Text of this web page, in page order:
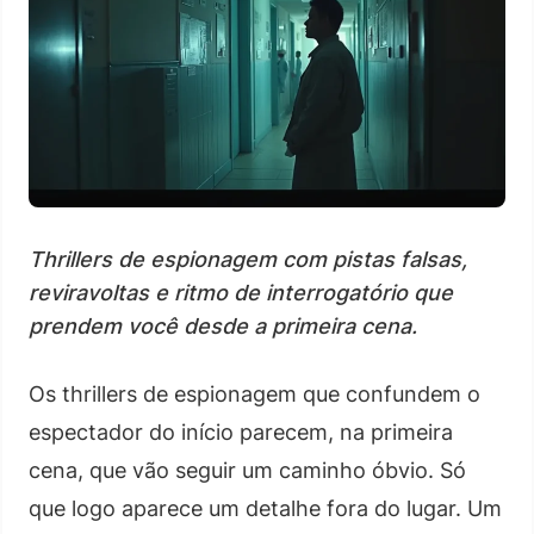
Thrillers de espionagem com pistas falsas,
reviravoltas e ritmo de interrogatório que
prendem você desde a primeira cena.
Os thrillers de espionagem que confundem o
espectador do início parecem, na primeira
cena, que vão seguir um caminho óbvio. Só
que logo aparece um detalhe fora do lugar. Um